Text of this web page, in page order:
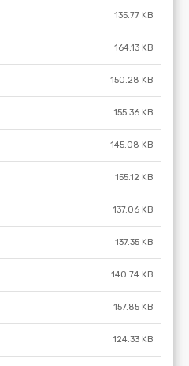
135.77 KB
164.13 KB
150.28 KB
155.36 KB
145.08 KB
155.12 KB
137.06 KB
137.35 KB
140.74 KB
157.85 KB
124.33 KB